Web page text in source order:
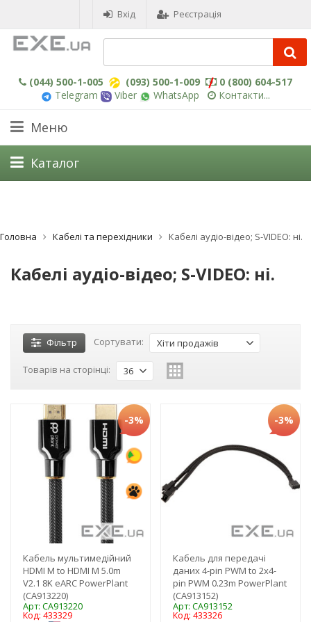
Вхід Реєстрація
(044) 500-1-005 (093) 500-1-009
0 (800) 604-517
Telegram
Viber WhatsApp Контакти...
Меню
Каталог
Головна Кабелі та перехідники Кабелі аудіо-відео; S-VIDEO: ні.
Кабелі аудіо-відео; S-VIDEO: ні.
Фільтр Сортувати: Хіти продажів
Товарів на сторінці: 36
-3%
Кабель мультимедійний
HDMI M to HDMI M 5.0m
V2.1 8K eARC PowerPlant
(CA913220)
Арт: CA913220
Код: 433329
-3%
Кабель для передачі
даних 4-pin PWM to 2х4-
pin PWM 0.23m PowerPlant
(CA913152)
Арт: CA913152
Код: 433326